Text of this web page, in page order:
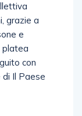
grazie a
e
platea
con
Il Paese